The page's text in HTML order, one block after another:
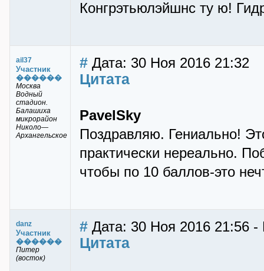
Конгрэтьюлэйшнс ту ю!
ail37
Участник
������
Москва
Водный
стадион.
Балашиха
микрорайон
Николо—
Архангельское
# Дата: 30 Ноя 2016 21:32
Цитата
PavelSky
Поздравляю. Гениально!
практически нереально.
чтобы по 10 баллов-это
danz
Участник
������
Питер
(восток)
# Дата: 30 Ноя 2016 21:56 -
Цитата